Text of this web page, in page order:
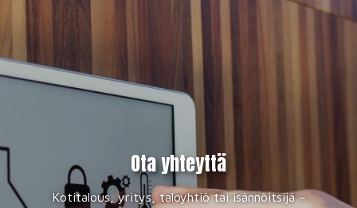
Ota yhteyttä
Kotitalous, yritys, taloyhtiö tai isännöitsijä –